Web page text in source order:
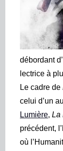
débordant
lectrice à
Le cadre de
celui d’un
Lumière,La
précédent,
où